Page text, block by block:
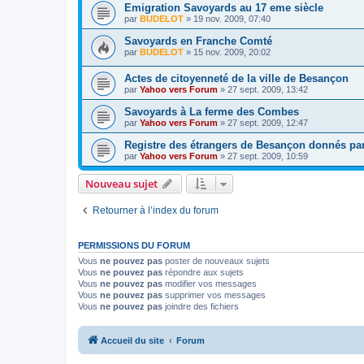
Emigration Savoyards au 17 eme siècle
par BUDELOT » 19 nov. 2009, 07:40
Savoyards en Franche Comté
par BUDELOT » 15 nov. 2009, 20:02
Actes de citoyenneté de la ville de Besançon
par Yahoo vers Forum » 27 sept. 2009, 13:42
Savoyards à La ferme des Combes
par Yahoo vers Forum » 27 sept. 2009, 12:47
Registre des étrangers de Besançon donnés
par Yahoo vers Forum » 27 sept. 2009, 10:59
Nouveau sujet
Retourner à l’index du forum
PERMISSIONS DU FORUM
Vous ne pouvez pas poster de nouveaux sujets
Vous ne pouvez pas répondre aux sujets
Vous ne pouvez pas modifier vos messages
Vous ne pouvez pas supprimer vos messages
Vous ne pouvez pas joindre des fichiers
Accueil du site Forum